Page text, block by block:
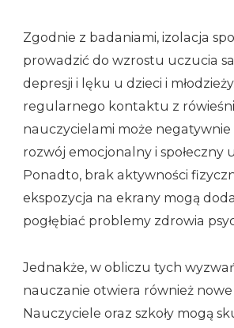
Zgodnie z badaniami, izolacja
prowadzić do wzrostu uczucia
depresji i lęku u dzieci i
regularnego kontaktu z
nauczycielami może negatywnie
rozwój emocjonalny i społeczny
Ponadto, brak aktywności
ekspozycja na ekrany mogą
pogłębiać problemy zdrowia
Jednakże, w obliczu tych
nauczanie otwiera również nowe
Nauczyciele oraz szkoły mogą